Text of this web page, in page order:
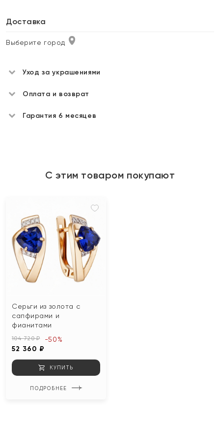
Доставка
Выберите город
Уход за украшениями
Оплата и возврат
Гарантия 6 месяцев
С этим товаром покупают
Серьги из золота с
сапфирами и
фианитами
104 720 ₽
52 360 ₽
-50%
КУПИТЬ
ПОДРОБНЕЕ